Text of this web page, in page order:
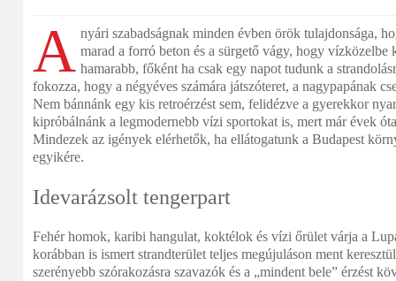
A nyári szabadságnak minden évben örök tulajdonsága,
marad a forró beton és a sürgető vágy, hogy
hamarabb, főként ha csak egy napot tudunk a
fokozza, hogy a négyéves számára játszóteret, a nagypapának
Nem bánnánk egy kis retroérzést sem, felidézve a gyerekkor
kipróbálnánk a legmodernebb vízi sportokat is, mert már évek
Mindezek az igények elérhetők, ha ellátogatunk a Budapest
egyikére.
Idevarázsolt tengerpart
Fehér homok, karibi hangulat, koktélok és vízi őrület várja a
korábban is ismert strandterület teljes megújuláson ment
szerényebb szórakozásra szavazók és a „mindent bele” érzést